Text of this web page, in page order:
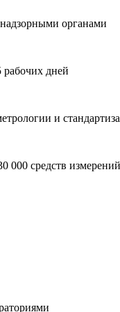
органами
дней
и
средств измерений